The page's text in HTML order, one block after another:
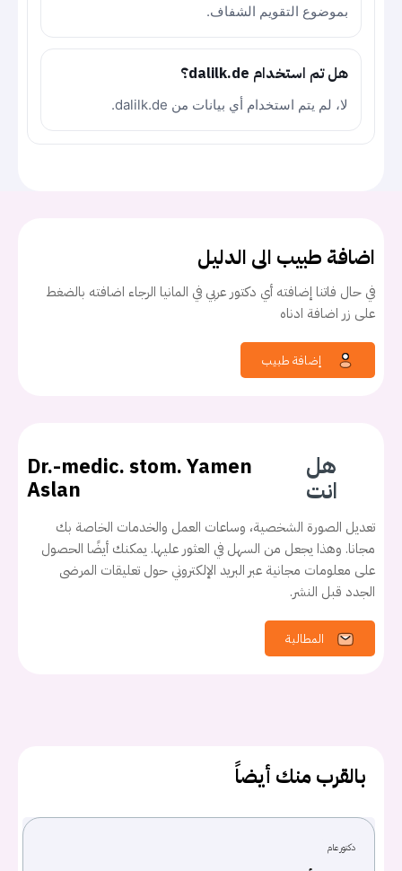
بموضوع التقويم الشفاف.
هل تم استخدام dalilk.de؟
لا، لم يتم استخدام أي بيانات من dalilk.de.
اضافة طبيب الى الدليل
في حال فاتنا إضافته أي دكتور عربي في المانيا الرجاء اضافته بالضغط
على زر اضافة ادناه
هل
انت
Dr.-medic. stom. Yamen
Aslan
تعديل الصورة الشخصية، وساعات العمل والخدمات الخاصة بك
مجانا. وهذا يجعل من السهل في العثور عليها. يمكنك أيضًا الحصول
على معلومات مجانية عبر البريد الإلكتروني حول تعليقات المرضى
الجدد قبل النشر.
المطالبة
بالقرب منك أيضاً
دكتور عام